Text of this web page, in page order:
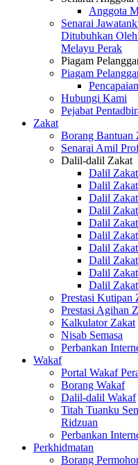
Anggota
Senarai
Ditubuhkan
Melayu Perak
Piagam
Piagam
Hubungi Kami
Pejabat
Zakat
Borang Bantuan
Senarai Amil
Dalil-dalil Zakat
Dalil Zakat
Dalil
Dalil
Dalil
Dalil
Dalil
Dalil
Dalil
Dalil
Dalil
Prestasi Kutipan
Prestasi Agihan
Kalkulator Zakat
Nisab Semasa
Perbankan
Wakaf
Portal Wakaf
Borang Wakaf
Dalil-dalil Wakaf
Titah Tuanku
Ridzuan
Perbankan
Perkhidmatan
Borang